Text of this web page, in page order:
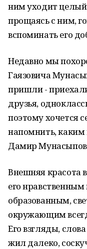
ним уходит
прощаясь с ним,
вспоминать его
Недавно мы
Гаязовича
пришли -
друзья,
поэтому хочется
напомнить,
Дамир
Внешняя красота
его
образованным,
окружающим
Его взгляды,
жил далеко,